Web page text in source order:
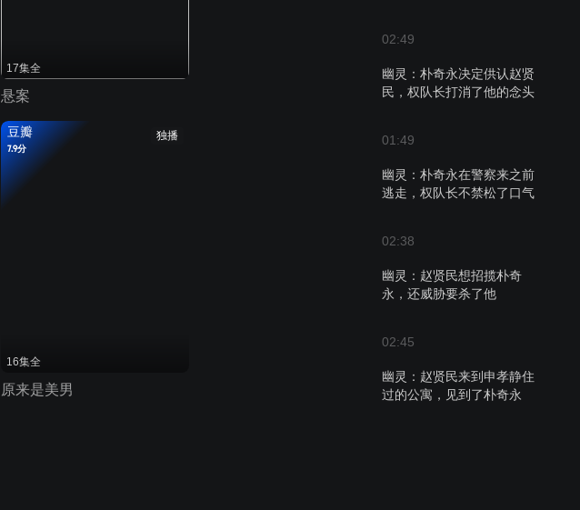
02:49
幽灵：朴奇永决定供认赵贤
民，权队长打消了他的念头
01:49
幽灵：朴奇永在警察来之前
逃走，权队长不禁松了口气
02:38
幽灵：赵贤民想招揽朴奇
永，还威胁要杀了他
02:45
幽灵：赵贤民来到申孝静住
过的公寓，见到了朴奇永
17集全
悬案
独播
豆瓣
7.9分
16集全
原来是美男